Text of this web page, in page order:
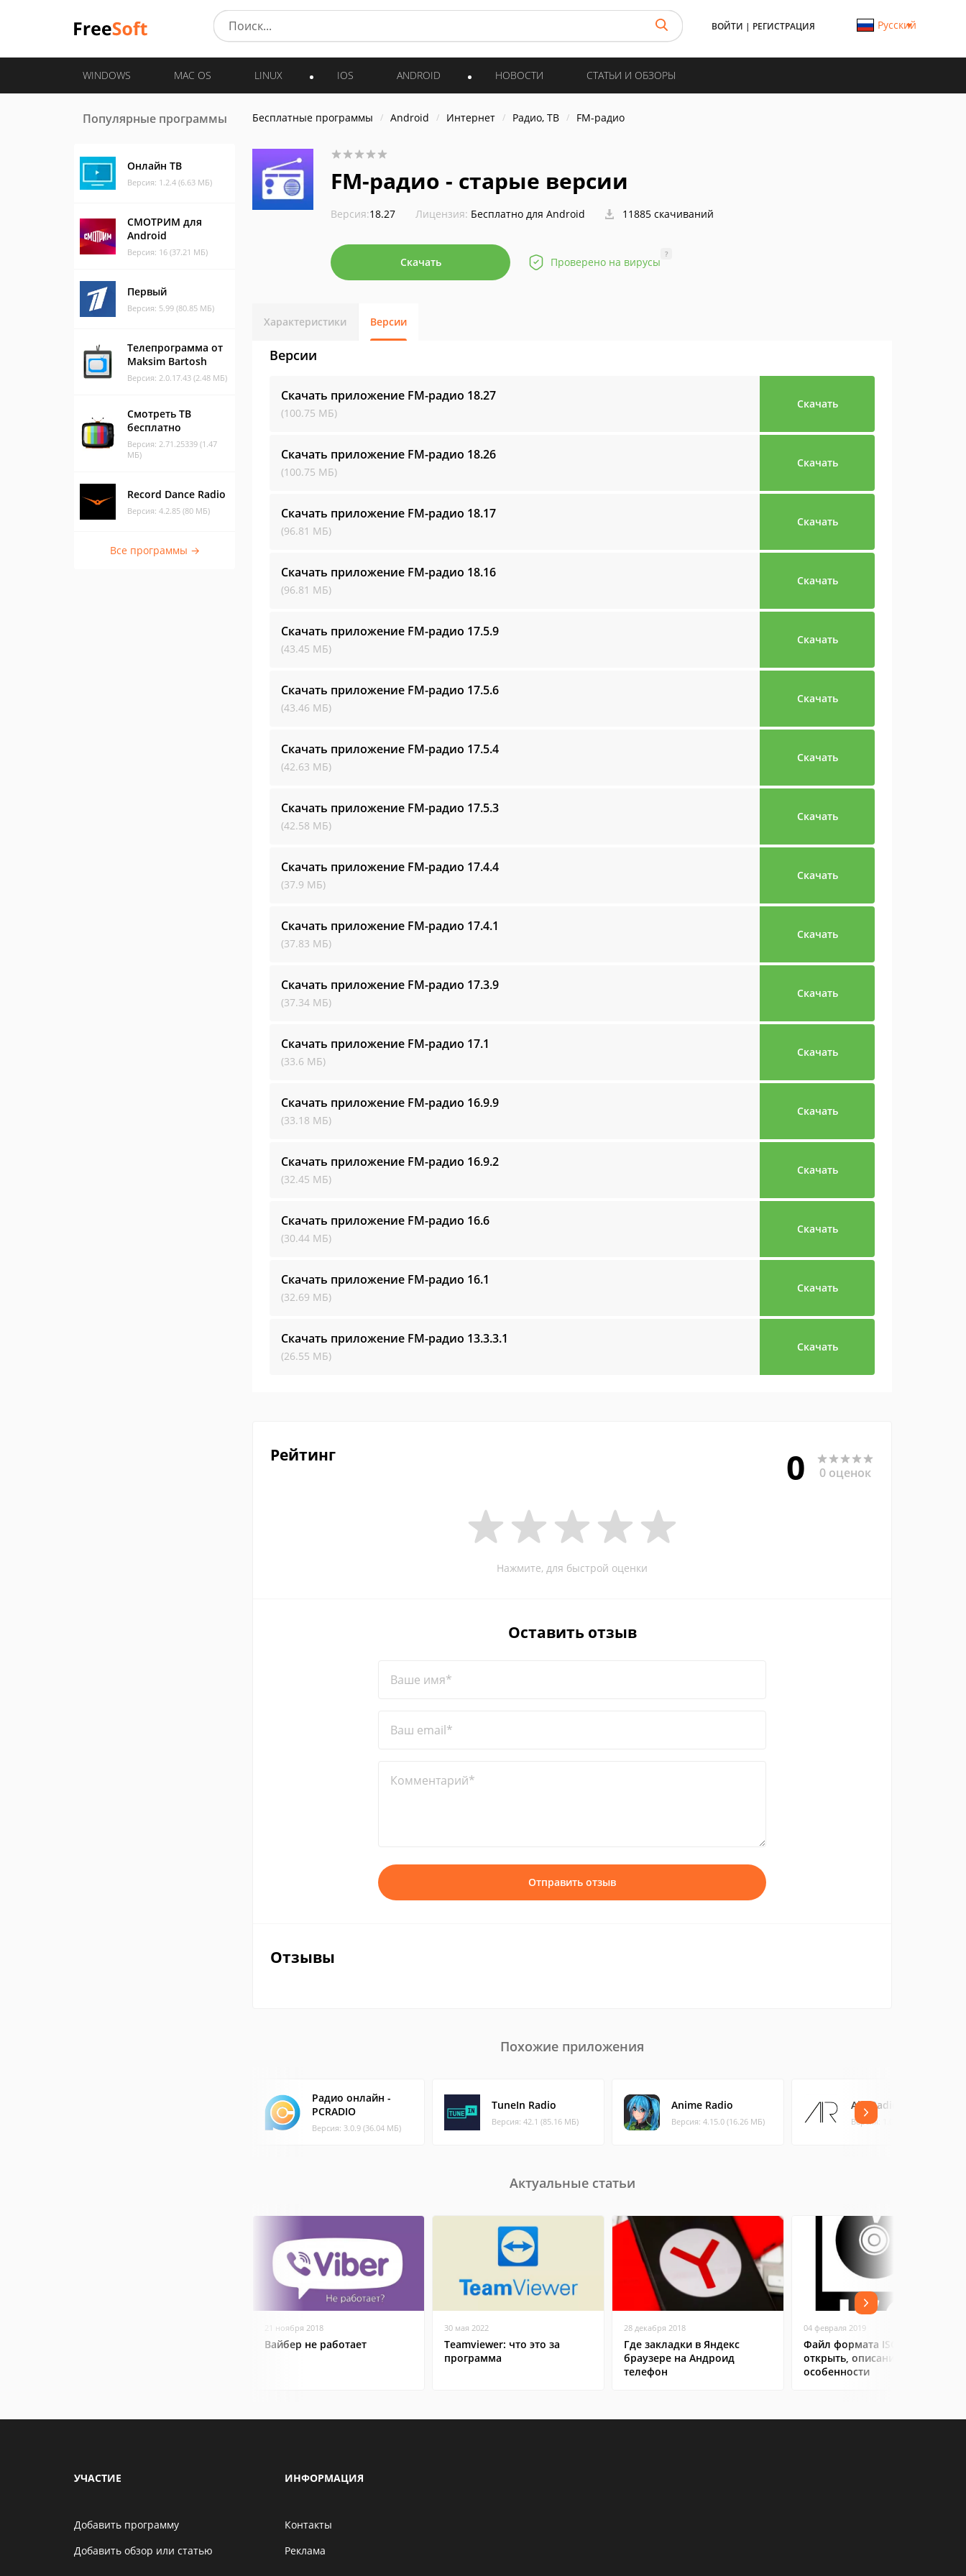
ВОЙТИ | РЕГИСТРАЦИЯ Русский
WINDOWS MAC OS LINUX IOS ANDROID НОВОСТИ СТАТЬИ И ОБЗОРЫ
Популярные программы
Онлайн ТВ
Версия: 1.2.4 (6.63 МБ)
СМОТРИМ для
Android
Версия: 16 (37.21 МБ)
Первый
Версия: 5.99 (80.85 МБ)
Телепрограмма от
Maksim Bartosh
Версия: 2.0.17.43 (2.48 МБ)
Смотреть ТВ
бесплатно
Версия: 2.71.25339 (1.47
МБ)
Record Dance Radio
Версия: 4.2.85 (80 МБ)
Все программы →
Бесплатные программы Android Интернет Радио, ТВ FM-радио
FM-радио - старые версии
Версия:18.27 Лицензия: Бесплатно для Android 11885 скачиваний
Скачать Проверено на вирусы
?
Характеристики Версии
Версии
Скачать приложение FM-радио 18.27
(100.75 МБ)
Скачать
Скачать приложение FM-радио 18.26
(100.75 МБ)
Скачать
Скачать приложение FM-радио 18.17
(96.81 МБ)
Скачать
Скачать приложение FM-радио 18.16
(96.81 МБ)
Скачать
Скачать приложение FM-радио 17.5.9
(43.45 МБ)
Скачать
Скачать приложение FM-радио 17.5.6
(43.46 МБ)
Скачать
Скачать приложение FM-радио 17.5.4
(42.63 МБ)
Скачать
Скачать приложение FM-радио 17.5.3
(42.58 МБ)
Скачать
Скачать приложение FM-радио 17.4.4
(37.9 МБ)
Скачать
Скачать приложение FM-радио 17.4.1
(37.83 МБ)
Скачать
Скачать приложение FM-радио 17.3.9
(37.34 МБ)
Скачать
Скачать приложение FM-радио 17.1
(33.6 МБ)
Скачать
Скачать приложение FM-радио 16.9.9
(33.18 МБ)
Скачать
Скачать приложение FM-радио 16.9.2
(32.45 МБ)
Скачать
Скачать приложение FM-радио 16.6
(30.44 МБ)
Скачать
Скачать приложение FM-радио 16.1
(32.69 МБ)
Скачать
Скачать приложение FM-радио 13.3.3.1
(26.55 МБ)
Скачать
Рейтинг 0 0 оценок
Нажмите, для быстрой оценки
Оставить отзыв
Ваше имя*
Ваш email*
Комментарий*
Отправить отзыв
Отзывы
Похожие приложения
Радио онлайн -
PCRADIO
Версия: 3.0.9 (36.04 МБ)
TuneIn Radio
Версия: 42.1 (85.16 МБ)
Anime Radio
Версия: 4.15.0 (16.26 МБ)
Air::Radio
Версия: 1.0 (1.51 МБ)
Актуальные статьи
21 ноября 2018
Вайбер не работает
30 мая 2022
Teamviewer: что это за
программа
28 декабря 2018
Где закладки в Яндекс
браузере на Андроид
телефон
04 февраля 2019
Файл формата ISO: чем
открыть, описание,
особенности
УЧАСТИЕ
Добавить программу
Добавить обзор или статью
ИНФОРМАЦИЯ
Контакты
Реклама